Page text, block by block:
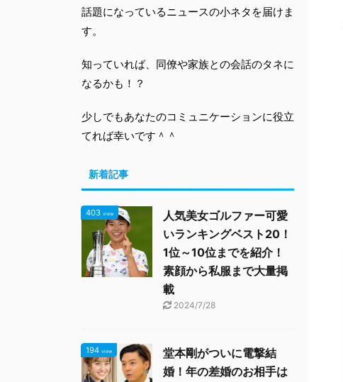
話題になっているニュースの小ネタを届けま
す。
知っていれば、同僚や家族との会話のタネに
なるかも！？
少しでもあなたのコミュニケーションに役立
てれば幸いです＾＾
新着記事
403 view
人気美女ゴルファー可愛
いランキングベスト20！
1位～10位までを紹介！
素顔から私服まで大量掲
載
2024/7/28
194 view
堂本剛がついに電撃結
婚！年の差婚のお相手は